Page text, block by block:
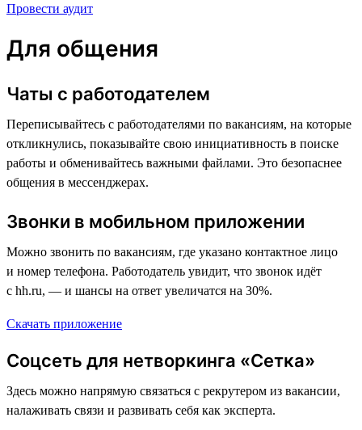
Провести аудит
Для общения
Чаты с работодателем
Переписывайтесь с работодателями по вакансиям, на которые
откликнулись, показывайте свою инициативность в поиске
работы и обменивайтесь важными файлами. Это безопаснее
общения в мессенджерах.
Звонки в мобильном приложении
Можно звонить по вакансиям, где указано контактное лицо
и номер телефона. Работодатель увидит, что звонок идёт
с hh.ru, — и шансы на ответ увеличатся на 30%.
Скачать приложение
Соцсеть для нетворкинга «Сетка»
Здесь можно напрямую связаться с рекрутером из вакансии,
налаживать связи и развивать себя как эксперта.